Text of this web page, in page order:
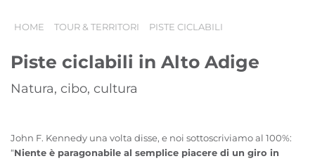
HOME TOUR & TERRITORI PISTE CICLABILI
Piste ciclabili in Alto Adige
Natura, cibo, cultura
John F. Kennedy una volta disse, e noi sottoscriviamo al 100%:
“Niente è paragonabile al semplice piacere di un giro in